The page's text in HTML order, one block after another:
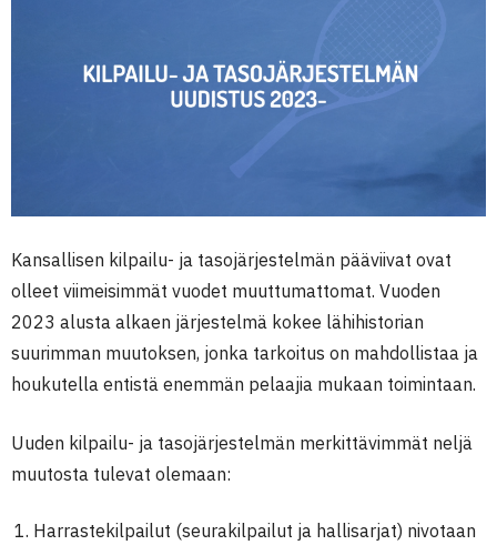
Kansallisen kilpailu- ja tasojärjestelmän pääviivat ovat
olleet viimeisimmät vuodet muuttumattomat. Vuoden
2023 alusta alkaen järjestelmä kokee lähihistorian
suurimman muutoksen, jonka tarkoitus on mahdollistaa ja
houkutella entistä enemmän pelaajia mukaan toimintaan.
Uuden kilpailu- ja tasojärjestelmän merkittävimmät neljä
muutosta tulevat olemaan:
Harrastekilpailut (seurakilpailut ja hallisarjat) nivotaan